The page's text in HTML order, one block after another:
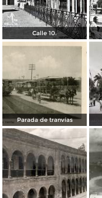
Calle 10.
Parada de tranvías